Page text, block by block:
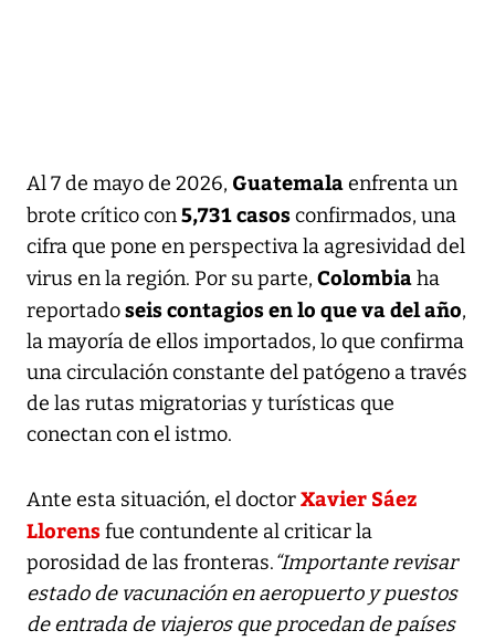
Al 7 de mayo de 2026, Guatemalaenfrenta un
brote crítico con5,731 casosconfirmados, una
cifra que pone en perspectiva la agresividad del
virus en la región. Por su parte, Colombiaha
reportadoseis contagios en lo que va del año,
la mayoría de ellos importados, lo que confirma
una circulación constante del patógeno a través
de las rutas migratorias y turísticas que
conectan con el istmo.
Ante esta situación, el doctorXavier Sáez
Llorensfue contundente al criticar la
porosidad de las fronteras.“Importante revisar
estado de vacunación en aeropuerto y puestos
de entrada de viajeros que procedan de países